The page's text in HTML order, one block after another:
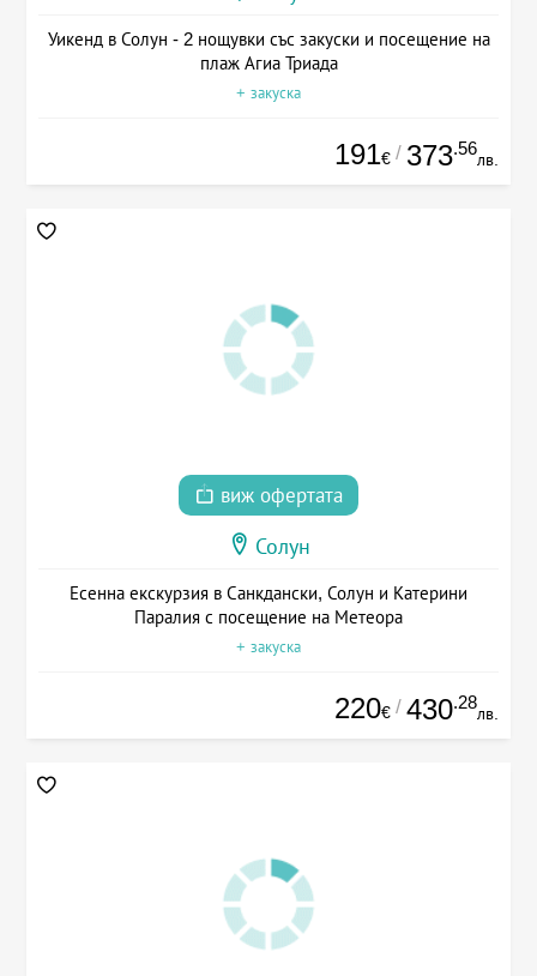
Уикенд в Солун - 2 нощувки със закуски и посещение на
плаж Агиа Триада
+ закуска
191€ / 373.56
лв.
виж офертата
Солун
Есенна екскурзия в Санкдански, Солун и Катерини
Паралия с посещение на Метеора
+ закуска
220€ / 430.28
лв.